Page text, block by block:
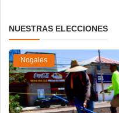
NUESTRAS ELECCIONES
Nogales